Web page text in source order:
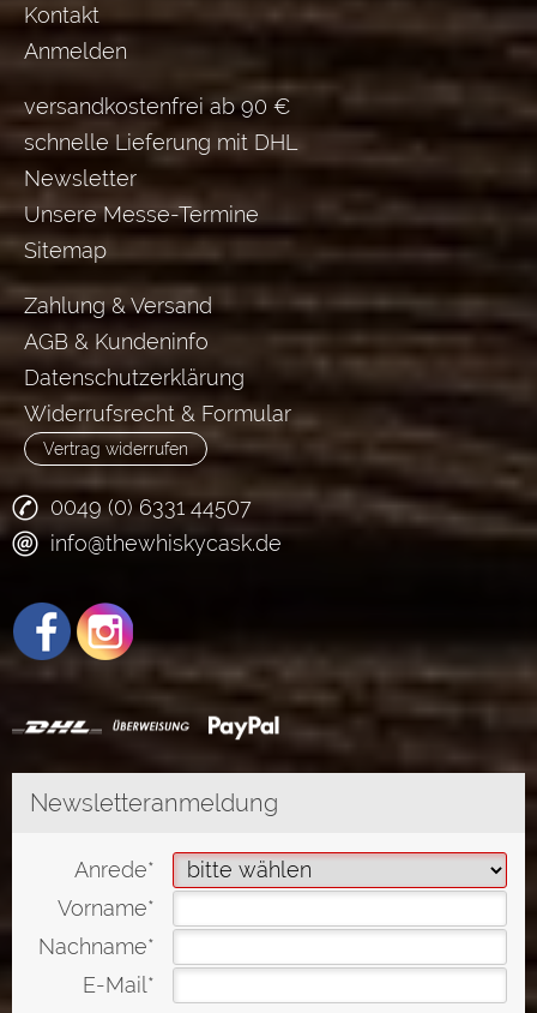
Kontakt
Anmelden
versandkostenfrei ab 90 €
schnelle Lieferung mit DHL
Newsletter
Unsere Messe-Termine
Sitemap
Zahlung & Versand
AGB & Kundeninfo
Datenschutzerklärung
Widerrufsrecht & Formular
Vertrag widerrufen
0049 (0) 6331 44507
info@thewhiskycask.de